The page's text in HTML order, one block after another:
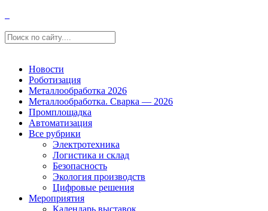
Новости
Роботизация
Металлообработка 2026
Металлообработка. Сварка — 2026
Промплощадка
Автоматизация
Все рубрики
Электротехника
Логистика и склад
Безопасность
Экология производств
Цифровые решения
Мероприятия
Календарь выставок